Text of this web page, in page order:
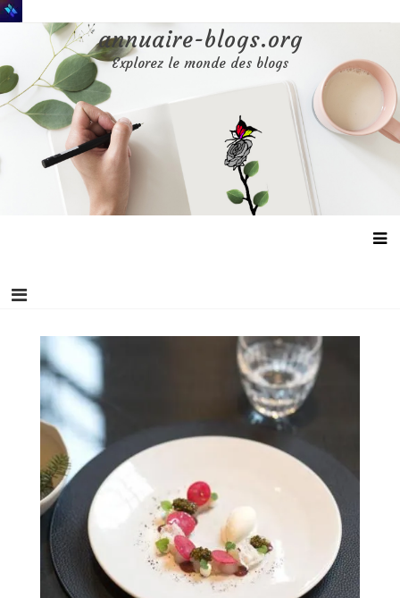
Aller
au
annuaire-blogs.org
Explorez le monde des blogs